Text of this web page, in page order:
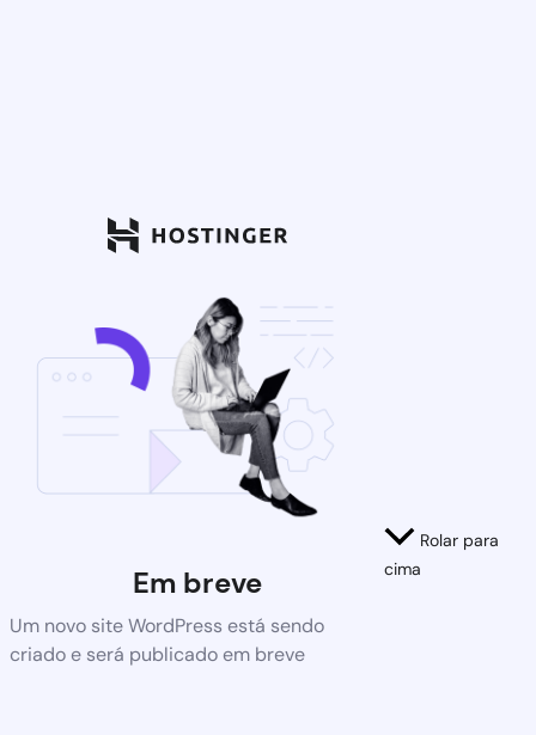
Em breve
Um novo site WordPress está sendo
criado e será publicado em breve
Rolar para
cima